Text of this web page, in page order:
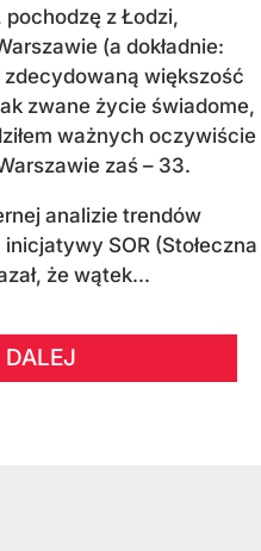
z Łodzi,
(a dokładnie:
większość
zwane życie świadome,
ważnych oczywiście
zaś – 33.
analizie trendów
SOR (Stołeczna
że wątek...